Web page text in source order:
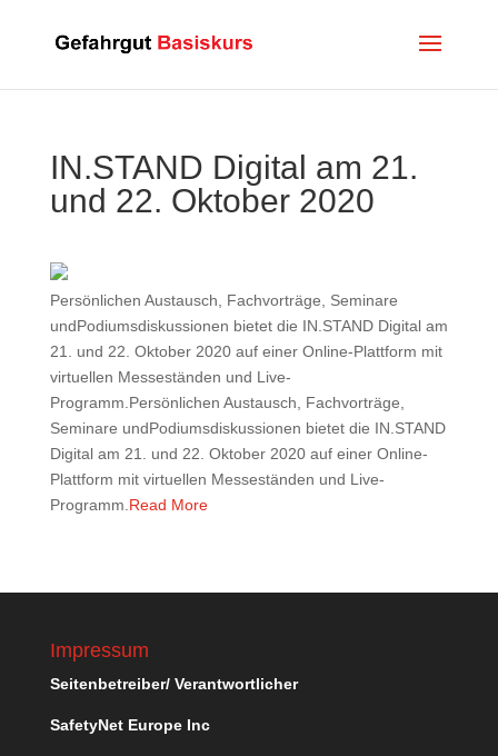
IN.STAND Digital am 21.
und 22. Oktober 2020
Persönlichen Austausch, Fachvorträge, Seminare
undPodiumsdiskussionen bietet die IN.STAND Digital am
21. und 22. Oktober 2020 auf einer Online-Plattform mit
virtuellen Messeständen und Live-
Programm.Persönlichen Austausch, Fachvorträge,
Seminare undPodiumsdiskussionen bietet die IN.STAND
Digital am 21. und 22. Oktober 2020 auf einer Online-
Plattform mit virtuellen Messeständen und Live-
Programm. Read More
Impressum
Seitenbetreiber/ Verantwortlicher
SafetyNet Europe Inc